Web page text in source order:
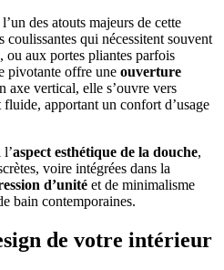
des atouts majeurs de cette
qui nécessitent souvent
ou aux portes pliantes parfois
pivotante offre une ouverture
axe vertical, elle s’ouvre vers
apportant un confort d’usage
aspect esthétique de la douche,
voire intégrées dans la
d’unité et de minimalisme
bain contemporaines.
de votre intérieur